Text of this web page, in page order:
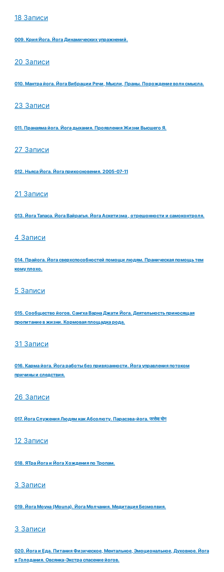
18 Записи
009. Крия Йога. Йога Динамических упражнений.
20 Записи
010. Мантра йога. Йога Вибрации Речи, Мысли, Праны. Порождение волн смысла.
23 Записи
011. Пранаяма йога. Йога дыхания. Проявления Жизни Высшего Я.
27 Записи
012. Ньяса Йога. Йога прикосновения. 2005-07-11
21 Записи
013. Йога Тапаса. Йога Вайрагья. Йога Аскетизма , отрешонности и самоконтроля.
4 Записи
014. Прайога. Йога сверхспособностей помощи людям. Праническая помощь тем
кому плохо.
5 Записи
015. Сообщество йогов. Сангха Варна Джати Йога. Деятельность приносящая
пропитание в жизни. Кормовая площадка рода.
31 Записи
016. Карма йога. Йога работы без привязанности. Йога управления потоком
причины и следствия.
26 Записи
017. Йога Служения Людям как Абсолюту. Парасэва-йога. परसेवा योग
12 Записи
018. ЯТра Йога и Йога Хождения по Тропам.
3 Записи
019. Йога Моуна (Mouna). Йога Молчания. Медитация Безмолвия.
3 Записи
020. Йога и Еда. Питания Физическое, Ментальное, Эмоциональное, Духовное. Йога
и Голодания. Овсянка-Экстра спасение йогов.